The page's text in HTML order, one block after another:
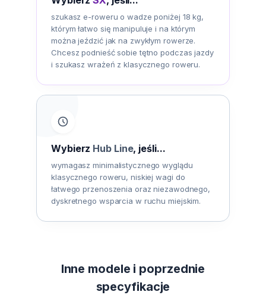
szukasz e-roweru o wadze poniżej 18 kg,
którym łatwo się manipuluje i na którym
można jeździć jak na zwykłym rowerze.
Chcesz podnieść sobie tętno podczas jazdy
i szukasz wrażeń z klasycznego roweru.
Wybierz Hub Line, jeśli...
wymagasz minimalistycznego wyglądu
klasycznego roweru, niskiej wagi do
łatwego przenoszenia oraz niezawodnego,
dyskretnego wsparcia w ruchu miejskim.
Inne modele i poprzednie
specyfikacje